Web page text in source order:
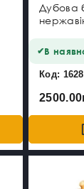
Дубова
В
Код: 1628